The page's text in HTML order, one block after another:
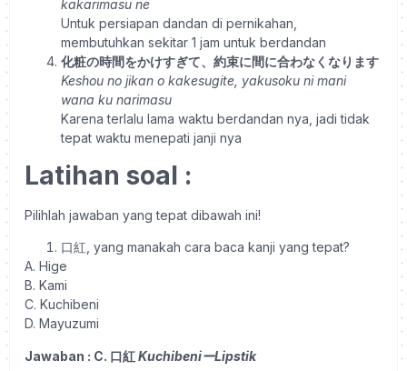
kakarimasu ne
Untuk persiapan dandan di pernikahan,
membutuhkan sekitar 1 jam untuk berdandan
化粧の時間をかけすぎて、約束に間に合わなくなります
Keshou no jikan o kakesugite, yakusoku ni mani
wana ku narimasu
Karena terlalu lama waktu berdandan nya, jadi tidak
tepat waktu menepati janji nya
Latihan soal :
Pilihlah jawaban yang tepat dibawah ini!
口紅, yang manakah cara baca kanji yang tepat?
A. Hige
B. Kami
C. Kuchibeni
D. Mayuzumi
Jawaban : C. 口紅KuchibeniーLipstik